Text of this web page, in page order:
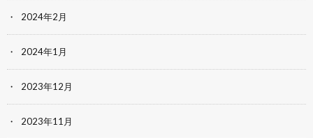
2024年2月
2024年1月
2023年12月
2023年11月